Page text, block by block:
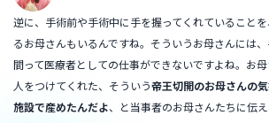
逆に、手術前や手術中に手を握ってくれていること
るお母さんもいるんですね。そういうお母さんには
間って医療者としての仕事ができないですよね。お
人をつけてくれた、そういう帝王切開のお母さんの
施設で産めたんだよ、と当事者のお母さんたちに伝え